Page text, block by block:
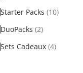
Starter Packs (10)
DuoPacks (2)
Sets Cadeaux (4)